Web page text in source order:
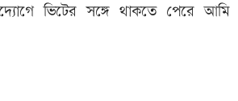
ভিটের সঙ্গে থাকতে পেরে আমি